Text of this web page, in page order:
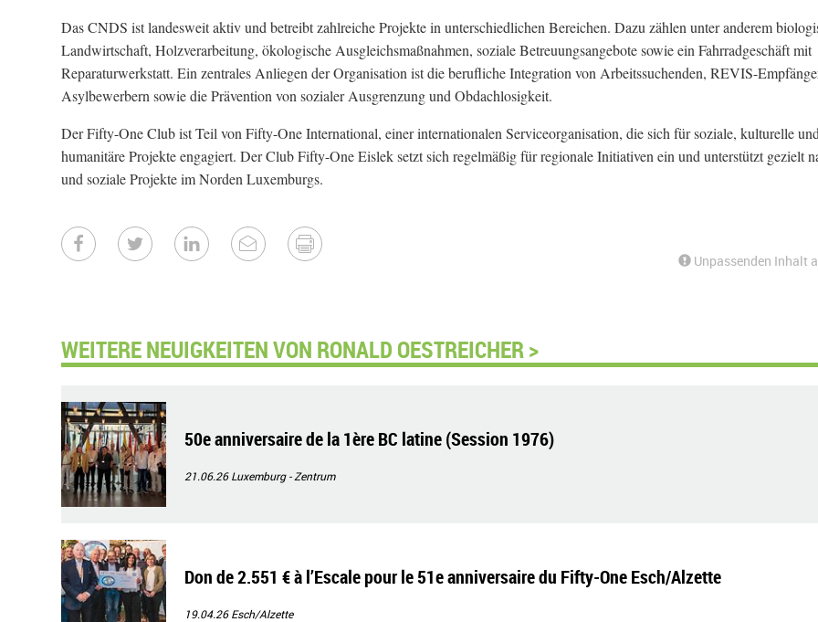
Das CNDS ist landesweit aktiv und betreibt zahlreiche Projekte in unterschiedlichen Bereichen. Dazu zählen unter anderem
Landwirtschaft, Holzverarbeitung, ökologische Ausgleichsmaßnahmen, soziale Betreuungsangebote sowie ein Fahrradgeschäft mit
Reparaturwerkstatt. Ein zentrales Anliegen der Organisation ist die berufliche Integration von Arbeitssuchenden, REVIS-
Asylbewerbern sowie die Prävention von sozialer Ausgrenzung und Obdachlosigkeit.
Der Fifty-One Club ist Teil von Fifty-One International, einer internationalen Serviceorganisation, die sich für soziale, kulturelle und
humanitäre Projekte engagiert. Der Club Fifty-One Eislek setzt sich regelmäßig für regionale Initiativen ein und unterstützt gezielt
und soziale Projekte im Norden Luxemburgs.
Unpassenden Inhalt
WEITERE NEUIGKEITEN VON RONALD OESTREICHER >
50e anniversaire de la 1ère BC latine (Session 1976)
21.06.26Luxemburg - Zentrum
Don de 2.551 € à l’Escale pour le 51e anniversaire du Fifty-One Esch/Alzette
19.04.26Esch/Alzette